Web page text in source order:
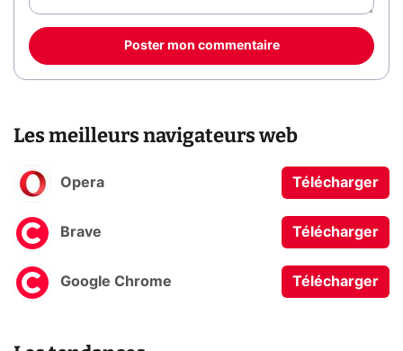
Poster mon commentaire
Les meilleurs navigateurs web
Opera Télécharger
Brave Télécharger
Google Chrome Télécharger